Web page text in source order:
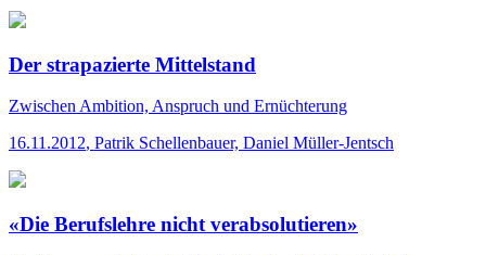
Der strapazierte Mittelstand
Zwischen Ambition, Anspruch und Ernüchterung
16.11.2012, Patrik Schellenbauer, Daniel Müller-Jentsch
«Die Berufslehre nicht verabsolutieren»